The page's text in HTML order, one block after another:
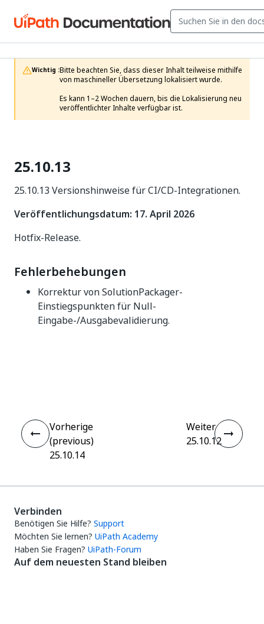
Wichtig :Bitte beachten Sie, dass dieser Inhalt teilweise mithilfe
von maschineller Übersetzung lokalisiert wurde.
Es kann 1–2 Wochen dauern, bis die Lokalisierung neu
veröffentlichter Inhalte verfügbar ist.
25.10.13
25.10.13 Versionshinweise für CI/CD-Integrationen.
Veröffentlichungsdatum: 17. April 2026
Hotfix-Release.
Fehlerbehebungen
Korrektur von SolutionPackager-
Einstiegspunkten für Null-
Eingabe-/Ausgabevalidierung.
Vorherige
(previous)
25.10.14
Weiter
25.10.12
Verbinden
Benötigen Sie Hilfe? Support
Möchten Sie lernen? UiPath Academy
Haben Sie Fragen? UiPath-Forum
Auf dem neuesten Stand bleiben